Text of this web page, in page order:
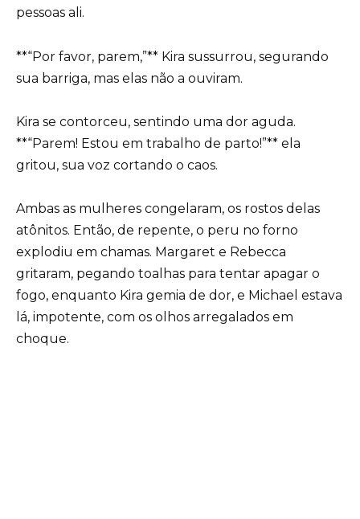
pessoas ali.
**“Por favor, parem,”** Kira sussurrou, segurando
sua barriga, mas elas não a ouviram.
Kira se contorceu, sentindo uma dor aguda.
**“Parem! Estou em trabalho de parto!”** ela
gritou, sua voz cortando o caos.
Ambas as mulheres congelaram, os rostos delas
atônitos. Então, de repente, o peru no forno
explodiu em chamas. Margaret e Rebecca
gritaram, pegando toalhas para tentar apagar o
fogo, enquanto Kira gemia de dor, e Michael estava
lá, impotente, com os olhos arregalados em
choque.